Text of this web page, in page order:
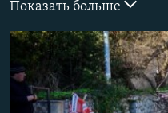
КРЫМ.НЕПОКОРЕННЫЙ
ELIFBE
УКРАИНСКАЯ ПРОБЛЕМА
ПРИСОЕДИНЯЙТЕСЬ!
Показать больше